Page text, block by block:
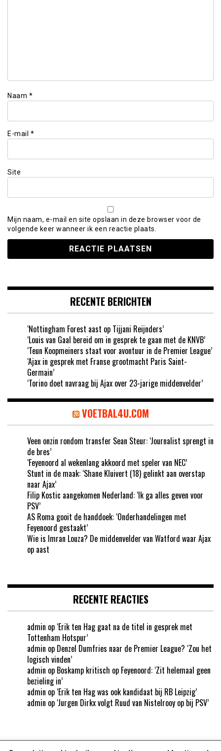
Naam *
E-mail *
Site
Mijn naam, e-mail en site opslaan in deze browser voor de
volgende keer wanneer ik een reactie plaats.
RECENTE BERICHTEN
‘Nottingham Forest aast op Tijjani Reijnders’
‘Louis van Gaal bereid om in gesprek te gaan met de KNVB’
‘Teun Koopmeiners staat voor avontuur in de Premier League’
‘Ajax in gesprek met Franse grootmacht Paris Saint-
Germain’
‘Torino doet navraag bij Ajax over 23-jarige middenvelder’
VOETBAL4U.COM
Veen onzin rondom transfer Sean Steur: ‘Journalist sprengt in
de bres’
‘Feyenoord al wekenlang akkoord met speler van NEC’
Stunt in de maak: ‘Shane Kluivert (18) gelinkt aan overstap
naar Ajax’
Filip Kostic aangekomen Nederland: ‘Ik ga alles geven voor
PSV’
AS Roma gooit de handdoek: ‘Onderhandelingen met
Feyenoord gestaakt’
Wie is Imran Louza? De middenvelder van Watford waar Ajax
op aast
RECENTE REACTIES
admin op ‘Erik ten Hag gaat na de titel in gesprek met
Tottenham Hotspur’
admin op Denzel Dumfries naar de Premier League? ‘Zou het
logisch vinden’
admin op Boskamp kritisch op Feyenoord: ‘Zit helemaal geen
bezieling in’
admin op ‘Erik ten Hag was ook kandidaat bij RB Leipzig’
admin op ‘Jurgen Dirkx volgt Ruud van Nistelrooy op bij PSV’